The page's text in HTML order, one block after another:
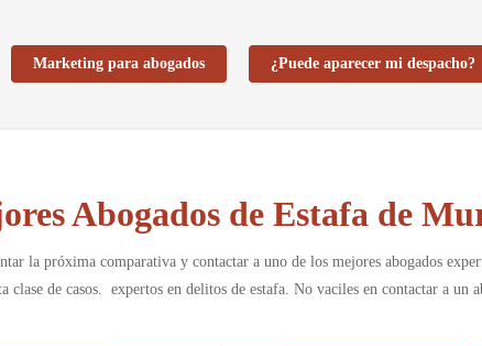
Marketing para abogados ¿Puede aparecer mi despacho?
Abogados de Estafa de
la próxima comparativa y contactar a uno de los mejores abogados
clase de casos. expertos en delitos de estafa. No vaciles en contactar a un